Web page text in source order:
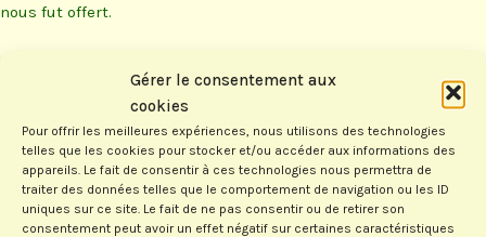
Gérer le consentement aux
cookies
Pour offrir les meilleures expériences, nous utilisons des technologies
telles que les cookies pour stocker et/ou accéder aux informations des
appareils. Le fait de consentir à ces technologies nous permettra de
traiter des données telles que le comportement de navigation ou les ID
uniques sur ce site. Le fait de ne pas consentir ou de retirer son
consentement peut avoir un effet négatif sur certaines caractéristiques
nous fut offert.
Pour ce premier tournoi, bien orchestré par Muriel et Brigitte,
le seul petit bémol a été le nombre de joueurs 84 (mais avec 7
premières séries). Ce fut quand même un beau tournoi et si il
n’ y avait pas la quantité il y avait la qualité.
Termine 1er de ce tournoi, Antonin MICHEL, avec 57 points
d’avance sur son dauphin, Dominique LE FUR. Pascal DUPUY